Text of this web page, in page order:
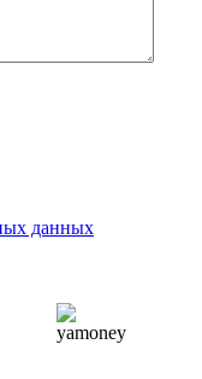
данных